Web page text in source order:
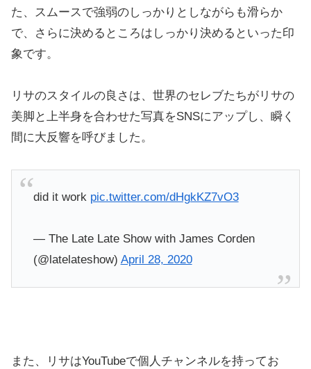
た、スムースで強弱のしっかりとしながらも滑らか
で、さらに決めるところはしっかり決めるといった印
象です。
リサのスタイルの良さは、世界のセレブたちがリサの
美脚と上半身を合わせた写真をSNSにアップし、瞬く
間に大反響を呼びました。
did it work pic.twitter.com/dHgkKZ7vO3
— The Late Late Show with James Corden
(@latelateshow) April 28, 2020
また、リサはYouTubeで個人チャンネルを持ってお